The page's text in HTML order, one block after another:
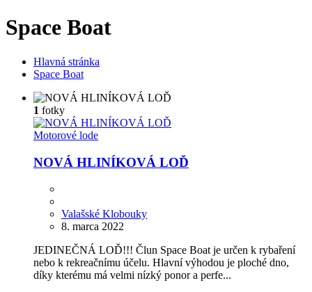
Space Boat
Hlavná stránka
Space Boat
1 fotky
Motorové lode
NOVÁ HLINÍKOVÁ LOĎ
Valašské Klobouky
8. marca 2022
JEDINEČNÁ LOĎ!!! Člun Space Boat je určen k rybaření
nebo k rekreačnímu účelu. Hlavní výhodou je ploché dno,
díky kterému má velmi nízký ponor a perfe...